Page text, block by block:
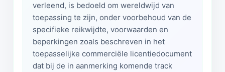
verleend, is bedoeld om wereldwijd van
toepassing te zijn, onder voorbehoud van de
specifieke reikwijdte, voorwaarden en
beperkingen zoals beschreven in het
toepasselijke commerciële licentiedocument
dat bij de in aanmerking komende track